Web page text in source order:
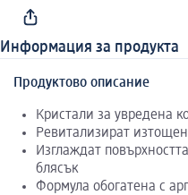
Информация за продукта
Продуктово описание
Кристали за увредена
Ревитализират
Изглаждат
блясък
Формула обогатена с